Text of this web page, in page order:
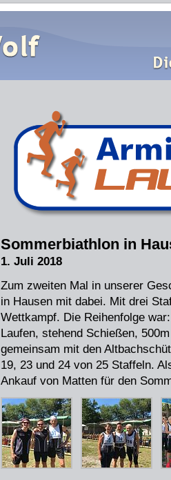
Sommerbiathlon in
1. Juli 2018
Zum zweiten Mal in unserer
in Hausen mit dabei. Mit drei
Wettkampf. Die Reihenfolge
Laufen, stehend Schießen,
gemeinsam mit den
19, 23 und 24 von 25 Staffeln.
Ankauf von Matten für den